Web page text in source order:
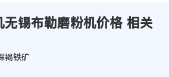
无锡布勒磨粉机价格 相关
褐铁矿